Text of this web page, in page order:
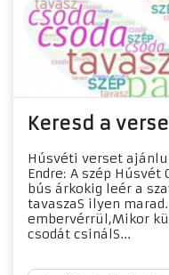
Keresd a
Húsvéti verset
Endre: A szép
bús árkokig leér a
tavaszaS ilyen
embervérrül,Mikor
csodát csinálS...